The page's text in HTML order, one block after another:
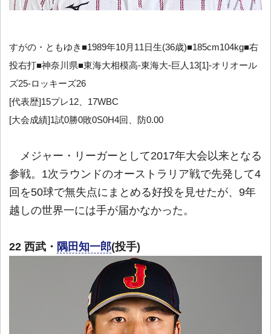
すがの・ともゆき■1989年10月11日生(36歳)■185cm104kg■右
投右打■神奈川県■東海大相模高-東海大-巨人13[1]-オリオール
ズ25-ロッキーズ26
[代表歴]15プレ12、17WBC
[大会成績]1試0勝0敗0S0H4回、防0.00
メジャー・リーガーとして2017年大会以来となる
参戦。1次ラウンドのオーストラリア戦で先発して4
回を50球で無失点にまとめる好投を見せたが、9年
越しの世界一には手が届かなかった。
22 西武・ 隅田知一郎(投手)